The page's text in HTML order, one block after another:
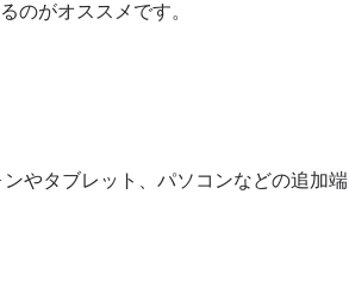
のがオススメです。
やタブレット、パソコンなどの追加端